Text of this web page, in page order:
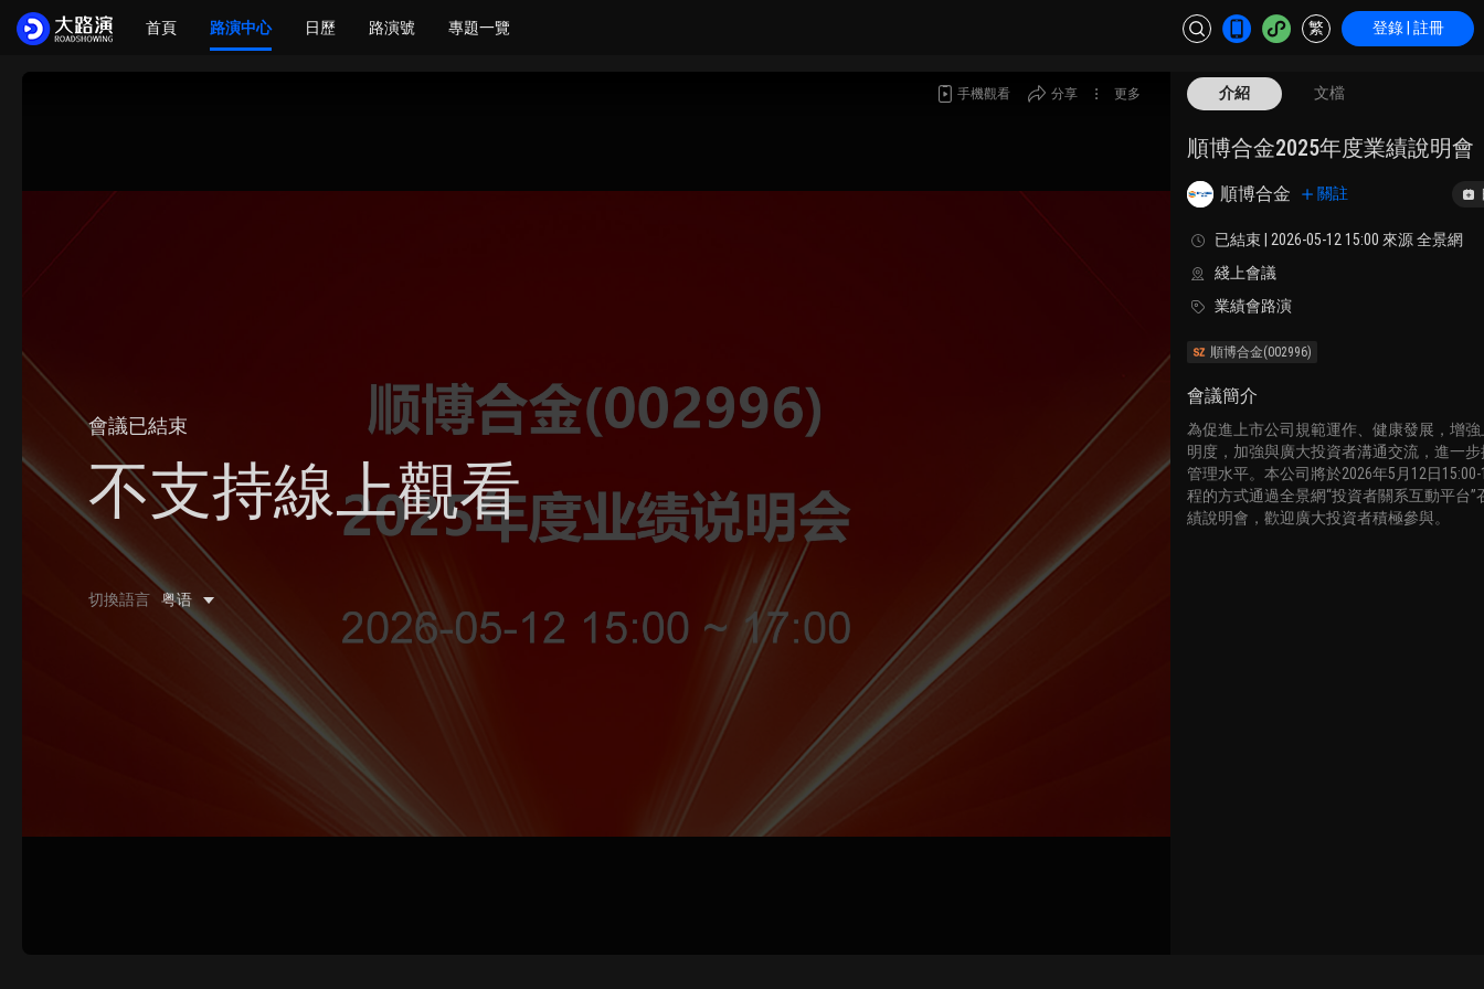
首頁 路演中心 日歷 路演號 專題一覽 繁 登錄 | 註冊
手機觀看 分享 更多
會議已結束
不支持線上觀看
切換語言 粤语
介紹 文檔
順博合金2025年度業績說明會
順博合金 關註
已結束 | 2026-05-12 15:00 來源 全景網
綫上會議
業績會路演
順博合金(002996)
會議簡介
為促進上市公司規範運作、健康發展，增
明度，加強與廣大投資者溝通交流，進一
管理水平。本公司將於2026年5月12日
程的方式通過全景網“投資者關系互動平台”
績說明會，歡迎廣大投資者積極參與。
圖片上傳 上傳 請上傳.jpg、.png、.gif格式圖片，大小不超過5MB。
姓名 聯系電話